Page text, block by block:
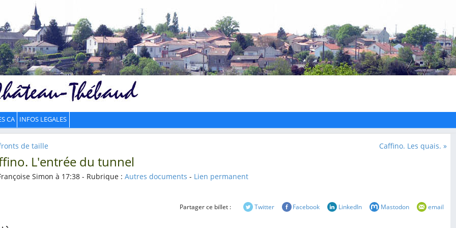
CA INFOS LEGALES
de taille Caffino. Les quais. »
L'entrée du tunnel
Simon à 17:38 - Rubrique :Autres documents - Lien permanent
Partager ce billet : Twitter Facebook LinkedIn Mastodon email